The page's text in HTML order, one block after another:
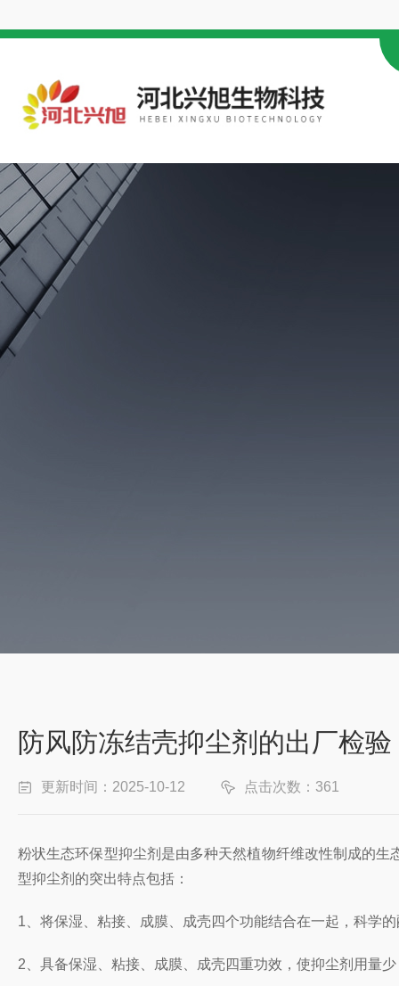
防风防冻结壳抑尘剂的出厂检验
更新时间：2025-10-12 点击次数：361
粉状生态环保型抑尘剂是由多种天然植物纤维改性制成的
型抑尘剂的突出特点包括：
1、将保湿、粘接、成膜、成壳四个功能结合在一起，科学
2、具备保湿、粘接、成膜、成壳四重功效，使抑尘剂用量